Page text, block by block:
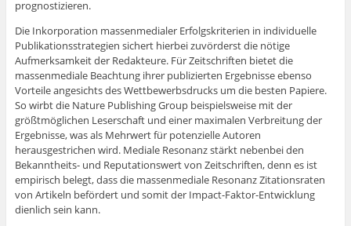
prognostizieren.
Die Inkorporation massenmedialer Erfolgskriterien in individuelle
Publikationsstrategien sichert hierbei zuvörderst die nötige
Aufmerksamkeit der Redakteure. Für Zeitschriften bietet die
massenmediale Beachtung ihrer publizierten Ergebnisse ebenso
Vorteile angesichts des Wettbewerbsdrucks um die besten Papiere.
So wirbt die Nature Publishing Group beispielsweise mit der
größtmöglichen Leserschaft und einer maximalen Verbreitung der
Ergebnisse, was als Mehrwert für potenzielle Autoren
herausgestrichen wird. Mediale Resonanz stärkt nebenbei den
Bekanntheits- und Reputationswert von Zeitschriften, denn es ist
empirisch belegt, dass die massenmediale Resonanz Zitationsraten
von Artikeln befördert und somit der Impact-Faktor-Entwicklung
dienlich sein kann.